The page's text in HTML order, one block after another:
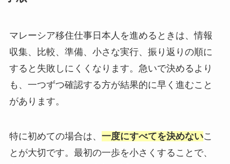
マレーシア移住仕事日本人を進めるときは、情報
収集、比較、準備、小さな実行、振り返りの順に
すると失敗しにくくなります。急いで決めるより
も、一つずつ確認する方が結果的に早く進むこと
があります。
特に初めての場合は、 一度にすべてを決めないこ
とが大切です。最初の一歩を小さくすることで、